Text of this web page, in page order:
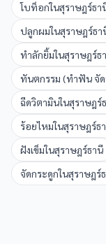
โบท็อกในสุราษฎร์ธา
ปลูกผมในสุราษฎร์ธา
ทำลักยิ้มในสุราษฎร์ธ
ทันตกรรม (ทำฟัน จั
ฉีดวิตามินในสุราษฎร์
ร้อยไหมในสุราษฎร์ธ
ฝังเข็มในสุราษฎร์ธานี
จัดกระดูกในสุราษฎร์